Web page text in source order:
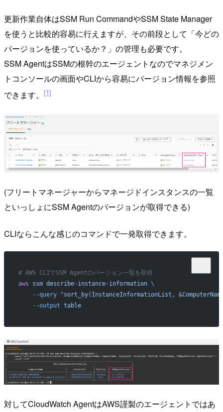
更新作業自体はSSM Run CommandやSSM State Manager
を使うと比較的容易に行えますが、その前段として「今どの
バージョンを使っているか？」の管理も必要です。
SSM AgentはSSMの根幹のエージェントなのでマネジメン
トコンソールの画面やCLIから容易にバージョン情報を参照
できます。
[1]
(フリートマネージャーからマネージドインスタンスの一覧
といっしょにSSM Agentのバージョンが取得できる)
CLIならこんな感じのコマンドで一発取得できます。
# AWS CLIでSSM Agentのバージョン一覧を取得
aws ssm describe-instance-information \
    --query
"sort_by(InstanceInformationList,
    --output
table
対してCloudWatch AgentはAWS謹製のエージェントではあ